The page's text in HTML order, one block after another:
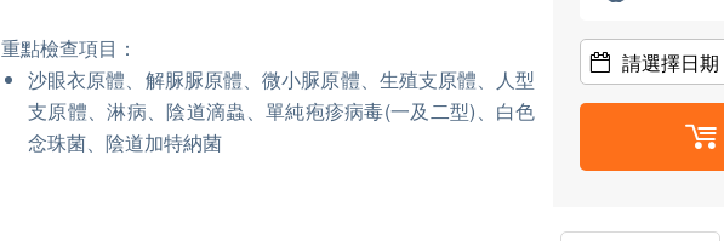
重點檢查項目：
沙眼衣原體、解脲脲原體、微小脲原體、生殖支原體、人型
支原體、淋病、陰道滴蟲、單純疱疹病毒(一及二型)、白色
念珠菌、陰道加特納菌
請選擇日期